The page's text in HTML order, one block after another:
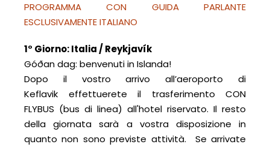
PROGRAMMA CON GUIDA PARLANTE
ESCLUSIVAMENTE ITALIANO
1° Giorno: Italia / Reykjavík
Góðan dag: benvenuti in Islanda!
Dopo il vostro arrivo all’aeroporto di
Keflavik effettuerete il trasferimento CON
FLYBUS (bus di linea) all'hotel riservato. Il resto
della giornata sarà a vostra disposizione in
quanto non sono previste attività. Se arrivate